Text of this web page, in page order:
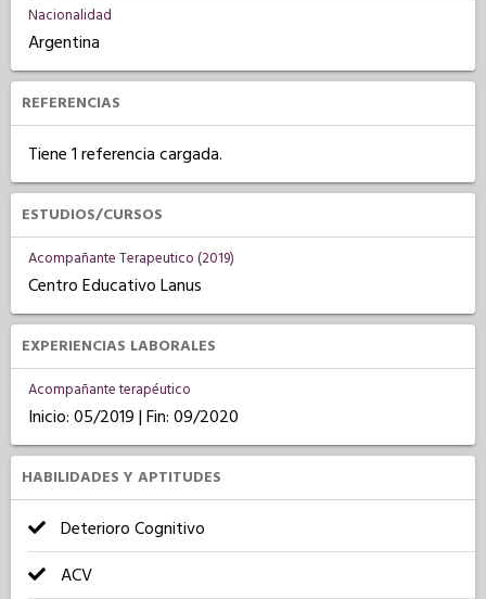
Nacionalidad
Argentina
REFERENCIAS
Tiene 1 referencia cargada.
ESTUDIOS/CURSOS
Acompañante Terapeutico (2019)
Centro Educativo Lanus
EXPERIENCIAS LABORALES
Acompañante terapéutico
Inicio: 05/2019 | Fin: 09/2020
HABILIDADES Y APTITUDES
Deterioro Cognitivo
ACV